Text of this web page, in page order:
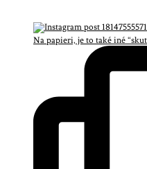
Na papieri, je to také iné